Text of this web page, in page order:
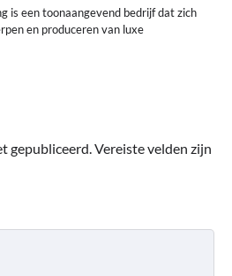
is een toonaangevend bedrijf dat zich
en produceren van luxe
gepubliceerd.Vereiste velden zijn